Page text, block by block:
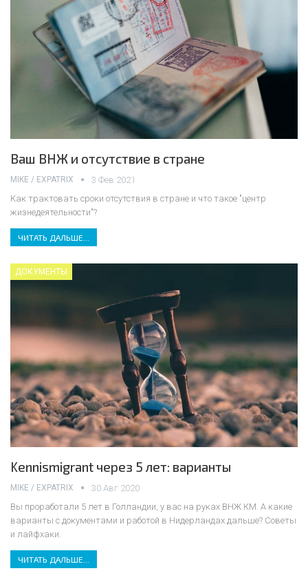
Ваш ВНЖ и отсутствие в стране
MIKE / EXPATRIX
3 Фев 2021
Как трактовать сроки отсутствия в стране и что такое "центр
жизнедеятельности"?
ЧИТАТЬ ДАЛЬШЕ...
ДОКУМЕНТЫ
Kennismigrant через 5 лет: варианты
MIKE / EXPATRIX
30 Авг 2020
Вы проработали 5 лет в Голландии, у вас на руках ВНЖ КМ. А какие
варианты с документами и работой в Нидерландах дальше? Советы
и лайфхаки.
ЧИТАТЬ ДАЛЬШЕ...